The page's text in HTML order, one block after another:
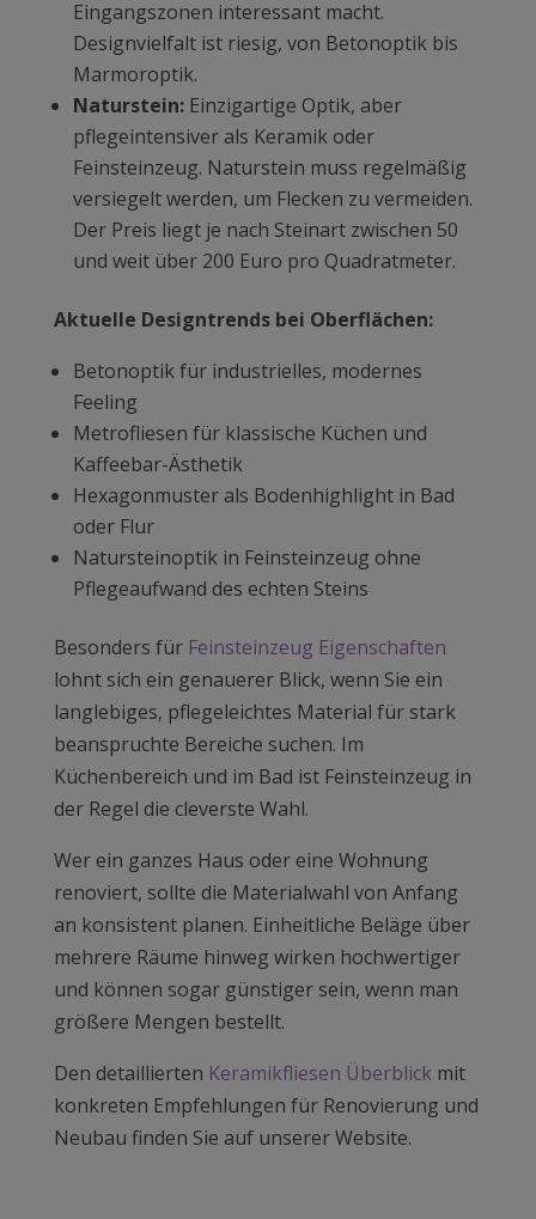
Eingangszonen interessant macht.
Designvielfalt ist riesig, von Betonoptik bis
Marmoroptik.
Naturstein:Einzigartige Optik, aber
pflegeintensiver als Keramik oder
Feinsteinzeug. Naturstein muss regelmäßig
versiegelt werden, um Flecken zu vermeiden.
Der Preis liegt je nach Steinart zwischen 50
und weit über 200 Euro pro Quadratmeter.
Aktuelle Designtrends bei Oberflächen:
Betonoptik für industrielles, modernes
Feeling
Metrofliesen für klassische Küchen und
Kaffeebar-Ästhetik
Hexagonmuster als Bodenhighlight in Bad
oder Flur
Natursteinoptik in Feinsteinzeug ohne
Pflegeaufwand des echten Steins
Besonders für Feinsteinzeug Eigenschaften
lohnt sich ein genauerer Blick, wenn Sie ein
langlebiges, pflegeleichtes Material für stark
beanspruchte Bereiche suchen. Im
Küchenbereich und im Bad ist Feinsteinzeug in
der Regel die cleverste Wahl.
Wer ein ganzes Haus oder eine Wohnung
renoviert, sollte die Materialwahl von Anfang
an konsistent planen. Einheitliche Beläge über
mehrere Räume hinweg wirken hochwertiger
und können sogar günstiger sein, wenn man
größere Mengen bestellt.
Den detaillierten Keramikfliesen Überblickmit
konkreten Empfehlungen für Renovierung und
Neubau finden Sie auf unserer Website.